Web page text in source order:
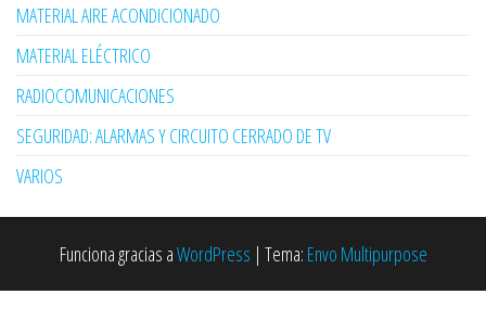
MATERIAL AIRE ACONDICIONADO
MATERIAL ELÉCTRICO
RADIOCOMUNICACIONES
SEGURIDAD: ALARMAS Y CIRCUITO CERRADO DE TV
VARIOS
Funciona gracias aWordPress | Tema: Envo Multipurpose